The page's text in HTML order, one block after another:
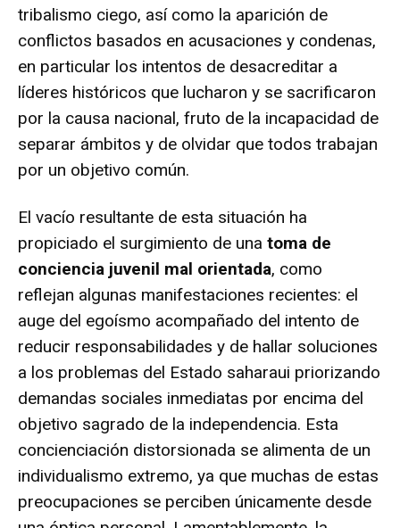
tribalismo ciego, así como la aparición de
conflictos basados en acusaciones y condenas,
en particular los intentos de desacreditar a
líderes históricos que lucharon y se sacrificaron
por la causa nacional, fruto de la incapacidad de
separar ámbitos y de olvidar que todos trabajan
por un objetivo común.
El vacío resultante de esta situación ha
propiciado el surgimiento de una toma de
conciencia juvenil mal orientada, como
reflejan algunas manifestaciones recientes: el
auge del egoísmo acompañado del intento de
reducir responsabilidades y de hallar soluciones
a los problemas del Estado saharaui priorizando
demandas sociales inmediatas por encima del
objetivo sagrado de la independencia. Esta
concienciación distorsionada se alimenta de un
individualismo extremo, ya que muchas de estas
preocupaciones se perciben únicamente desde